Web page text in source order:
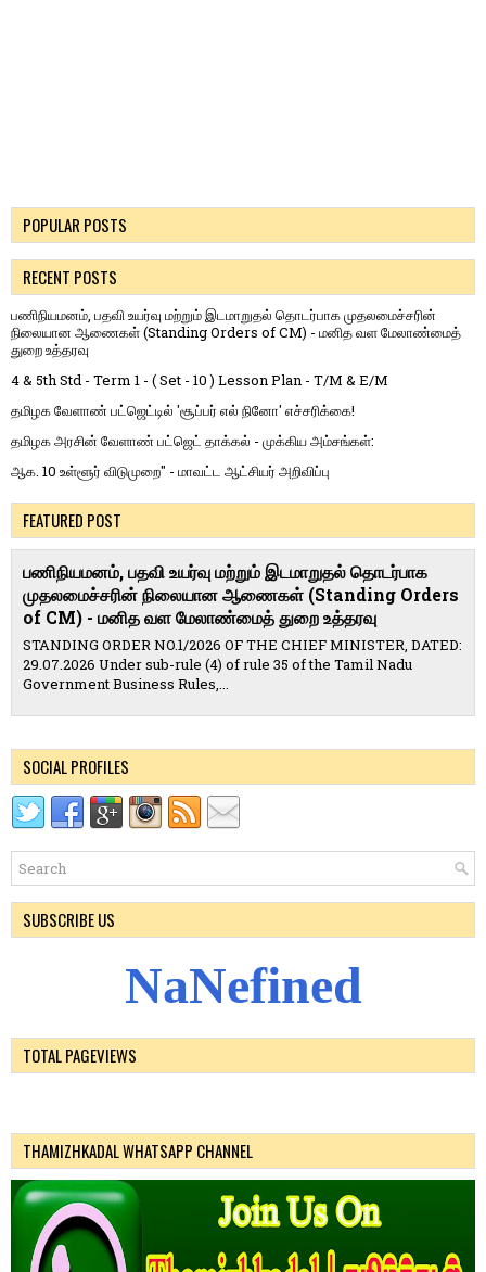
POPULAR POSTS
RECENT POSTS
பணிநியமனம், பதவி உயர்வு மற்றும் இடமாறுதல் தொடர்பாக முதலமைச்சரின்
நிலையான ஆணைகள் (Standing Orders of CM) - மனித வள மேலாண்மைத்
துறை உத்தரவு
4 & 5th Std - Term 1 - ( Set - 10 ) Lesson Plan - T/M & E/M
தமிழக வேளாண் பட்ஜெட்டில் 'சூப்பர் எல் நினோ' எச்சரிக்கை!
தமிழக அரசின் வேளாண் பட்ஜெட் தாக்கல் - முக்கிய அம்சங்கள்:
ஆக. 10 உள்ளூர் விடுமுறை" - மாவட்ட ஆட்சியர் அறிவிப்பு
FEATURED POST
பணிநியமனம், பதவி உயர்வு மற்றும் இடமாறுதல் தொடர்பாக
முதலமைச்சரின் நிலையான ஆணைகள் (Standing Orders
of CM) - மனித வள மேலாண்மைத் துறை உத்தரவு
STANDING ORDER NO.1/2026 OF THE CHIEF MINISTER, DATED:
29.07.2026 Under sub-rule (4) of rule 35 of the Tamil Nadu
Government Business Rules,...
SOCIAL PROFILES
SUBSCRIBE US
NaNefined
TOTAL PAGEVIEWS
THAMIZHKADAL WHATSAPP CHANNEL